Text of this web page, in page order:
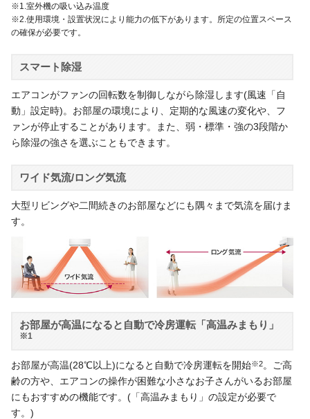
※1.室外機の吸い込み温度
※2.使用環境・設置状況により能力の低下があります。所定の位置スペース
の確保が必要です。
スマート除湿
エアコンがファンの回転数を制御しながら除湿します(風速「自
動」設定時)。お部屋の環境により、定期的な風速の変化や、フ
ァンが停止することがあります。また、弱・標準・強の3段階か
ら除湿の強さを選ぶこともできます。
ワイド気流/ロング気流
大型リビングや二間続きのお部屋などにも隅々まで気流を届けま
す。
お部屋が高温になると自動で冷房運転「高温みまもり」
※1
お部屋が高温(28℃以上)になると自動で冷房運転を開始※2。ご高
齢の方や、エアコンの操作が困難な小さなお子さんがいるお部屋
にもおすすめの機能です。(「高温みまもり」の設定が必要で
す。)